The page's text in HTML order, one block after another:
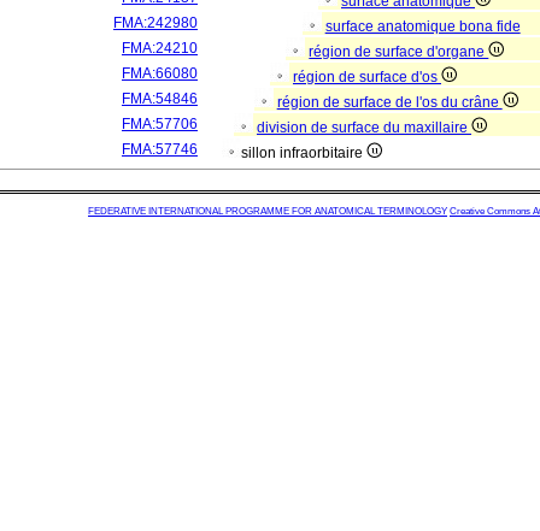
FMA:242980
surface anatomique bona fide
FMA:24210
région de surface d'organe
FMA:66080
région de surface d'os
FMA:54846
région de surface de l'os du crâne
FMA:57706
division de surface du maxillaire
FMA:57746
sillon infraorbitaire
FEDERATIVE INTERNATIONAL PROGRAMME FOR ANATOMICAL TERMINOLOGY Creative Commons